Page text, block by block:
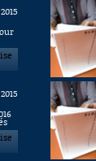
2015
2015